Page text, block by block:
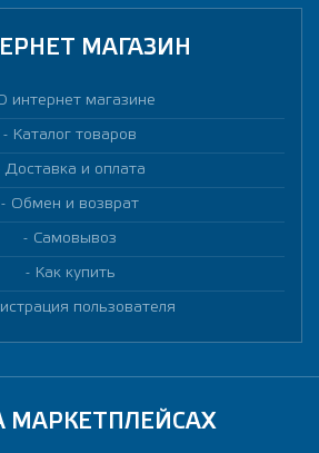
МАГАЗИН
интернет магазине
Каталог товаров
Доставка и оплата
Обмен и возврат
Самовывоз
Как купить
пользователя
МАРКЕТПЛЕЙСАХ